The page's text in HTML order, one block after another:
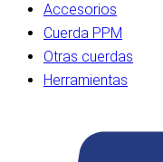
Accesorios
Cuerda PPM
Otras cuerdas
Herramientas